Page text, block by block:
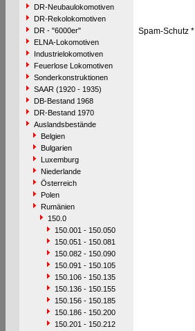
DR-Neubaulokomotiven
DR-Rekolokomotiven
DR - "6000er"
ELNA-Lokomotiven
Industrielokomotiven
Feuerlose Lokomotiven
Sonderkonstruktionen
SAAR (1920 - 1935)
DB-Bestand 1968
DR-Bestand 1970
Auslandsbestände
Belgien
Bulgarien
Luxemburg
Niederlande
Österreich
Polen
Rumänien
150.0
150.001 - 150.050
150.051 - 150.081
150.082 - 150.090
150.091 - 150.105
150.106 - 150.135
150.136 - 150.155
150.156 - 150.185
150.186 - 150.200
150.201 - 150.212
Spam-Schutz *